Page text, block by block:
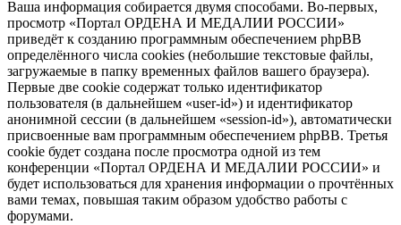
Ваша информация собирается двумя способами. Во-первых,
просмотр «Портал ОРДЕНА И МЕДАЛИИ РОССИИ»
приведёт к созданию программным обеспечением phpBB
определённого числа cookies (небольшие текстовые файлы,
загружаемые в папку временных файлов вашего браузера).
Первые две cookie содержат только идентификатор
пользователя (в дальнейшем «user-id») и идентификатор
анонимной сессии (в дальнейшем «session-id»), автоматически
присвоенные вам программным обеспечением phpBB. Третья
cookie будет создана после просмотра одной из тем
конференции «Портал ОРДЕНА И МЕДАЛИИ РОССИИ» и
будет использоваться для хранения информации о прочтённых
вами темах, повышая таким образом удобство работы с
форумами.